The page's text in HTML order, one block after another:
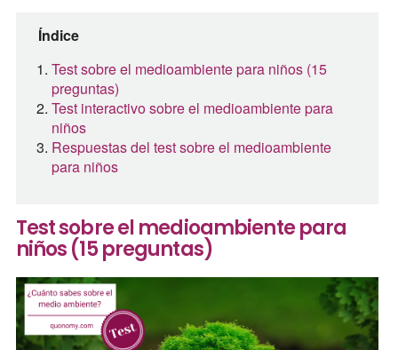
Índice
Test sobre el medioambiente para niños (15
preguntas)
Test interactivo sobre el medioambiente para
niños
Respuestas del test sobre el medioambiente
para niños
Test sobre el medioambiente para
niños (15 preguntas)